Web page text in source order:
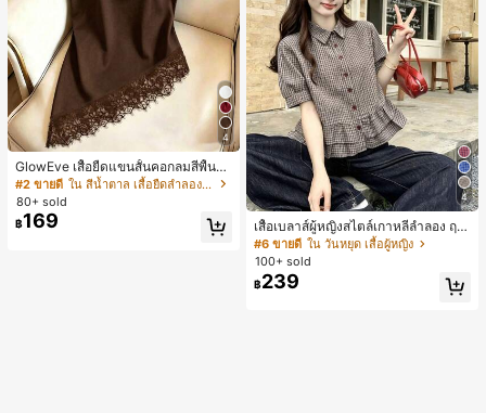
4
GlowEve เสื้อยืดแขนสั้นคอกลมสีพื้นลำ
ลองอเนกประสงค์สำหรับผู้หญิง
#2 ขายดี
ใน สีน้ำตาล เสื้อยืดลำลองพื้นฐาน
80+ sold
฿169
4
เสื้อเบลาส์ผู้หญิงสไตล์เกาหลีลำลอง ฤดู
ใบไม้ผลิ/ฤดูร้อนใหม่ ชายระบาย ชิคแล
ะหรูหรา
#6 ขายดี ใน วันหยุด เสื้อผู้หญิง
100+ sold
฿239